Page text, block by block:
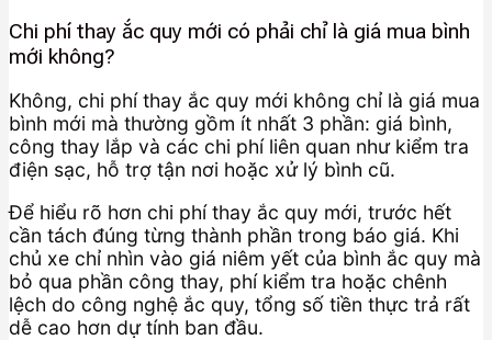
Chi phí thay ắc quy mới có phải chỉ là giá mua bình
mới không?
Không, chi phí thay ắc quy mới không chỉ là giá mua
bình mới mà thường gồm ít nhất 3 phần: giá bình,
công thay lắp và các chi phí liên quan như kiểm tra
điện sạc, hỗ trợ tận nơi hoặc xử lý bình cũ.
Để hiểu rõ hơn chi phí thay ắc quy mới, trước hết
cần tách đúng từng thành phần trong báo giá. Khi
chủ xe chỉ nhìn vào giá niêm yết của bình ắc quy mà
bỏ qua phần công thay, phí kiểm tra hoặc chênh
lệch do công nghệ ắc quy, tổng số tiền thực trả rất
dễ cao hơn dự tính ban đầu.